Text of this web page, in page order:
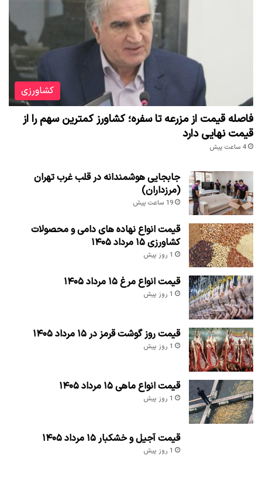
کشاورزی
فاصله قیمت از مزرعه تا سفره؛ کشاورز کمترین سهم را از
قیمت نهایی دارد
4 ساعت پیش
جابجایی هوشمندانه در قلب غرب تهران
(مرزداران)
19 ساعت پیش
قیمت انواع نهاده های دامی و محصولات
کشاورزی ۱۵ مرداد ۱۴۰۵
1 روز پیش
قیمت انواع مرغ ۱۵ مرداد ۱۴۰۵
1 روز پیش
قیمت روز گوشت قرمز در ۱۵ مرداد ۱۴۰۵
1 روز پیش
قیمت انواع ماهی ۱۵ مرداد ۱۴۰۵
1 روز پیش
قیمت آجیل و خشکبار ۱۵ مرداد ۱۴۰۵
1 روز پیش